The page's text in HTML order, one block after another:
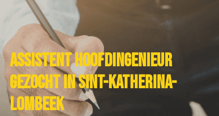
Assistent hoofdingenieur
gezocht in Sint-Katherina-
Lombeek